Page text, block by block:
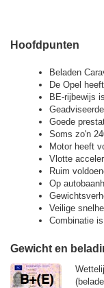
Hoofdpunten
Beladen
De Opel
BE-rijbewijs
Goede
Soms zo'n
Motor heeft
Vlotte
Ruim
Op
Veilige
Combinatie
Gewicht en